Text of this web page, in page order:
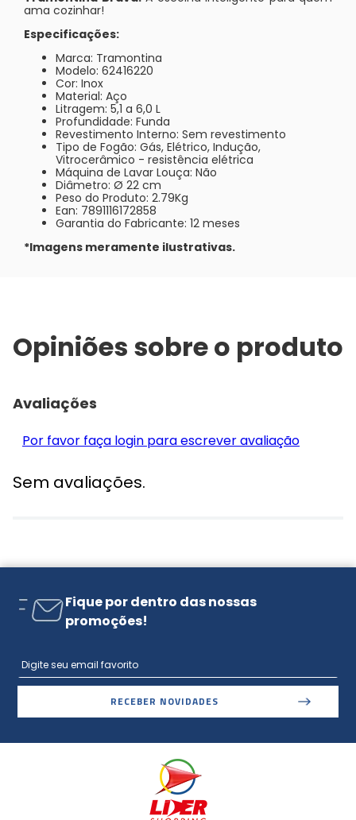
ama cozinhar!
Especificações:
Marca: Tramontina
Modelo: 62416220
Cor: Inox
Material: Aço
Litragem: 5,1 a 6,0 L
Profundidade: Funda
Revestimento Interno: Sem revestimento
Tipo de Fogão: Gás, Elétrico, Indução,
Vitrocerâmico - resistência elétrica
Máquina de Lavar Louça: Não
Diâmetro: Ø 22 cm
Peso do Produto: 2.79Kg
Ean: 7891116172858
Garantia do Fabricante: 12 meses
*Imagens meramente ilustrativas.
Opiniões sobre o produto
Avaliações
Por favor faça login para escrever avaliação
Sem avaliações.
Fique por dentro das nossas
promoções!
RECEBER NOVIDADES